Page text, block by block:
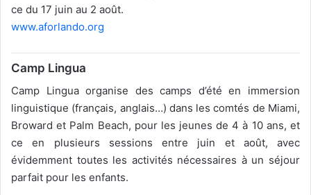
ce du 17 juin au 2 août.
www.aforlando.org
Camp Lingua
Camp Lingua organise des camps d’été en immersion
linguistique (français, anglais…) dans les comtés de Miami,
Broward et Palm Beach, pour les jeunes de 4 à 10 ans, et
ce en plusieurs sessions entre juin et août, avec
évidemment toutes les activités nécessaires à un séjour
parfait pour les enfants.